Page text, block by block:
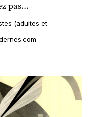
pas…
(adultes et